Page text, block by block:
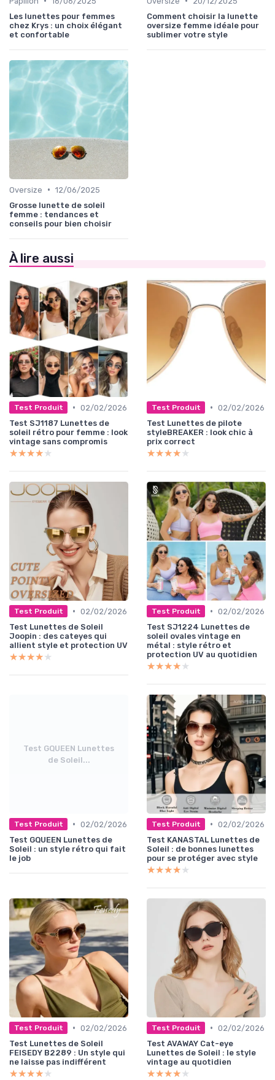
Les lunettes pour femmes
chez Krys : un choix élégant
et confortable
Comment choisir la lunette
oversize femme idéale pour
sublimer votre style
Oversize • 12/06/2025
Grosse lunette de soleil
femme : tendances et
conseils pour bien choisir
À lire aussi
Test Produit • 02/02/2026
Test SJ1187 Lunettes de
soleil rétro pour femme : look
vintage sans compromis
★★★★★
★★★★★
Test Produit • 02/02/2026
Test Lunettes de pilote
styleBREAKER : look chic à
prix correct
★★★★★
★★★★★
Test Produit • 02/02/2026
Test Lunettes de Soleil
Joopin : des cateyes qui
allient style et protection UV
★★★★★
★★★★★
Test Produit • 02/02/2026
Test SJ1224 Lunettes de
soleil ovales vintage en
métal : style rétro et
protection UV au quotidien
★★★★★
★★★★★
Test GQUEEN Lunettes
de Soleil...
Test Produit • 02/02/2026
Test GQUEEN Lunettes de
Soleil : un style rétro qui fait
le job
Test Produit • 02/02/2026
Test KANASTAL Lunettes de
Soleil : de bonnes lunettes
pour se protéger avec style
★★★★★
★★★★★
Test Produit • 02/02/2026
Test Lunettes de Soleil
FEISEDY B2289 : Un style qui
ne laisse pas indifférent
★★★★★
★★★★★
Test Produit • 02/02/2026
Test AVAWAY Cat-eye
Lunettes de Soleil : le style
vintage au quotidien
★★★★★
★★★★★